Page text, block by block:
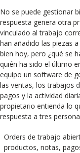
No se puede gestionar
respuesta genera otra
vinculado al trabajo
han añadido las piezas
bien hoy, pero ¿qué se
quién ha sido el último
equipo un software de
las ventas, los trabajos
pagos y la actividad
propietario entienda lo
respuesta a tres
Orders de trabajo
productos, notas,